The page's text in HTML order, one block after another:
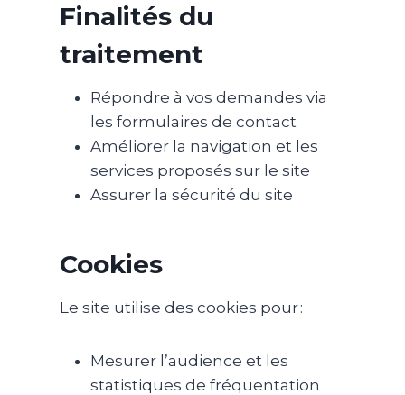
Finalités du
traitement
Répondre à vos demandes via
les formulaires de contact
Améliorer la navigation et les
services proposés sur le site
Assurer la sécurité du site
Cookies
Le site utilise des cookies pour :
Mesurer l’audience et les
statistiques de fréquentation